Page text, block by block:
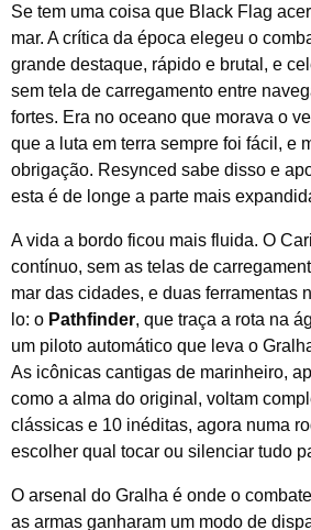
Se tem uma coisa que Black Flag
mar. A crítica da época elegeu o
grande destaque, rápido e brutal, e
sem tela de carregamento entre
fortes. Era no oceano que morava o
que a luta em terra sempre foi fácil, e
obrigação. Resynced sabe disso e
esta é de longe a parte mais
A vida a bordo ficou mais fluida. O
contínuo, sem as telas de
mar das cidades, e duas ferramentas
lo: o Pathfinder, que traça a rota na
um piloto automático que leva o
As icônicas cantigas de marinheiro,
como a alma do original, voltam
clássicas e 10 inéditas, agora numa
escolher qual tocar ou silenciar tudo
O arsenal do Gralha é onde o
as armas ganharam um modo de